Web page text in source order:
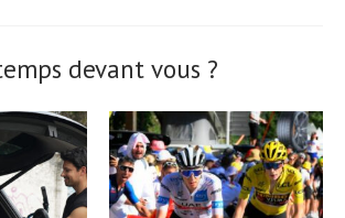
devant vous ?